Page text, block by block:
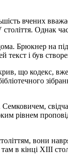
вчених
Однак
Брюкнер на
текст і був
що
Семковичем,
рівнем
вони
в кінці XIII